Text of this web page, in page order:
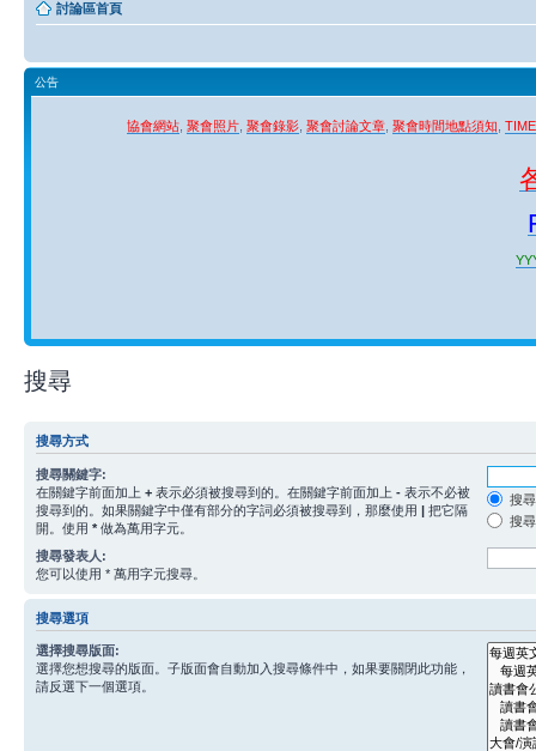
討論區首頁
公告
協會網站 聚會照片 聚會錄影 聚會討論文章 聚會時間地點須知
搜尋
搜尋方式
搜尋關鍵字:
在關鍵字前面加上 + 表示必須被搜尋到的。在關鍵字前面加上 - 表示不必被
搜尋到的。如果關鍵字中僅有部分的字詞必須被搜尋到，那麼使用 | 把它隔
開。使用 * 做為萬用字元。
搜
搜
搜尋發表人:
您可以使用 * 萬用字元搜尋。
搜尋選項
選擇搜尋版面:
選擇您想搜尋的版面。子版面會自動加入搜尋條件中，如果要關閉此功能，
請反選下一個選項。